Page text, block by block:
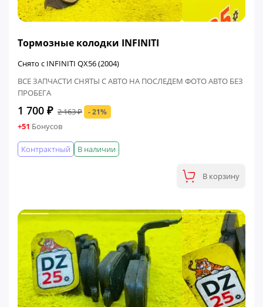
Тормозные колодки INFINITI
Снято с INFINITI QX56 (2004)
ВСЕ ЗАПЧАСТИ СНЯТЫ С АВТО НА ПОСЛЕДЕМ ФОТО АВТО БЕЗ
ПРОБЕГА
1 700 ₽ 2 163 ₽ - 21%
+51 Бонусов
В наличии
Контрактный
В корзину